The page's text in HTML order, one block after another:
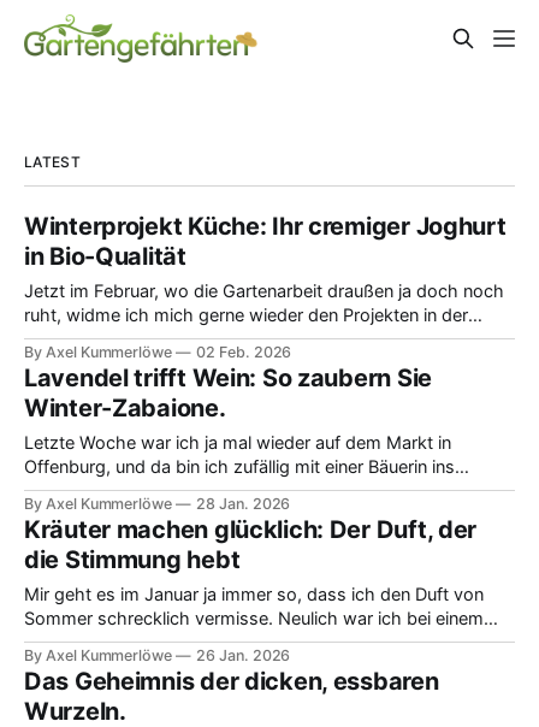
LATEST
Winterprojekt Küche: Ihr cremiger Joghurt
in Bio-Qualität
Jetzt im Februar, wo die Gartenarbeit draußen ja doch noch
ruht, widme ich mich gerne wieder den Projekten in der
Küche. Ich habe mich in letzter Zeit mal mit dem Thema
cremiger Bio-Joghurt beschäftigt. Ich muss ehrlich sagen,
ich war früher immer unsicher, ob ich wirklich dieses teure
Starterpulver brauche.
By Axel Kummerlöwe 02 Feb. 2026
Lavendel trifft Wein: So zaubern Sie
Winter-Zabaione.
Letzte Woche war ich ja mal wieder auf dem Markt in
Offenburg, und da bin ich zufällig mit einer Bäuerin ins
Gespräch gekommen. Wir haben über die Kraft von Kräutern
im Winter gesprochen, und da hat sie mir etwas total
Spannendes verraten: Richtig getrockneter Lavendel, so hat
sie mir versichert,
By Axel Kummerlöwe 28 Jan. 2026
Kräuter machen glücklich: Der Duft, der
die Stimmung hebt
Mir geht es im Januar ja immer so, dass ich den Duft von
Sommer schrecklich vermisse. Neulich war ich bei einem
kleinen Gärtner und wir sprachen darüber, wie man diesen
herrlichen Geruch ein bisschen konserviert. Der einfache,
aber wichtige Tipp war: Jetzt sollten wir die getrocknete
Ernte vom letzten Jahr
By Axel Kummerlöwe 26 Jan. 2026
Das Geheimnis der dicken, essbaren
Wurzeln.